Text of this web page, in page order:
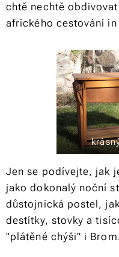
chtě nechtě
afrického cestování in
Jen se podívejte, jak
jako dokonalý noční
důstojnická postel,
destítky, stovky a
"plátěné chýši" i